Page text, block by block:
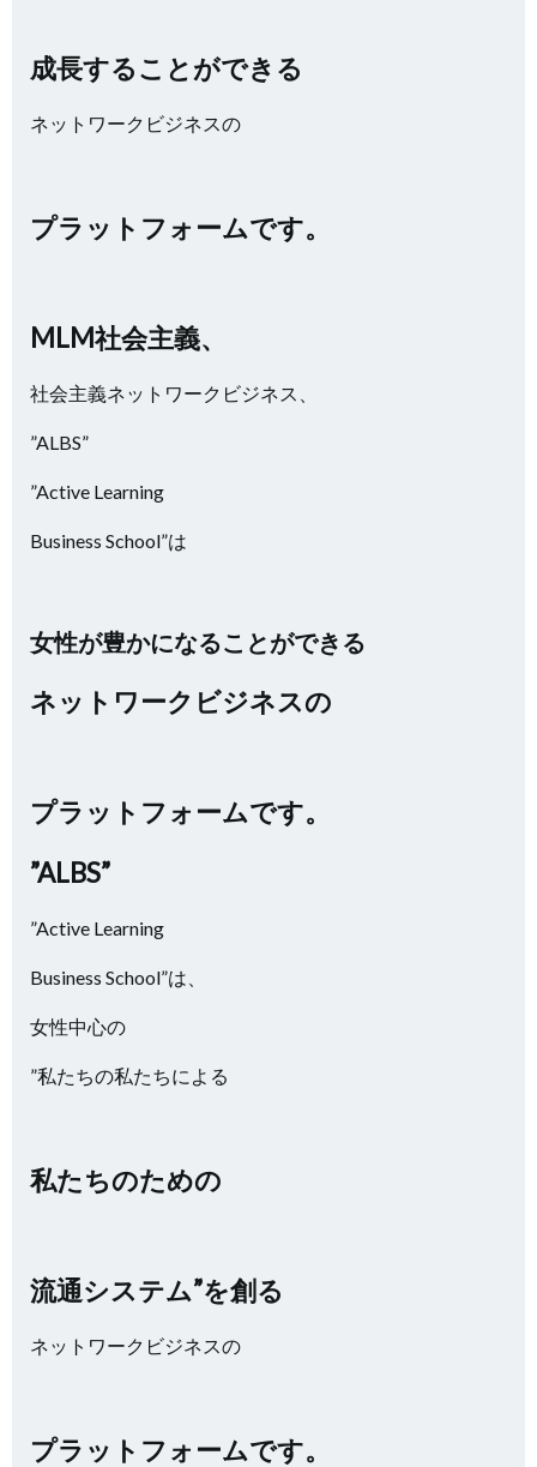
成長することができる
ネットワークビジネスの
プラットフォームです。
MLM社会主義、
社会主義ネットワークビジネス、
”ALBS”
”Active Learning
Business School”は
女性が豊かになることができる
ネットワークビジネスの
プラットフォームです。
”ALBS”
”Active Learning
Business School”は、
女性中心の
”私たちの私たちによる
私たちのための
流通システム”を創る
ネットワークビジネスの
プラットフォームです。